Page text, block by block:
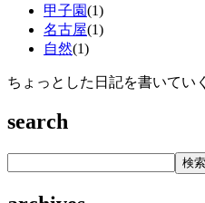
甲子園(1)
名古屋(1)
自然(1)
ちょっとした日記を書いてい
search